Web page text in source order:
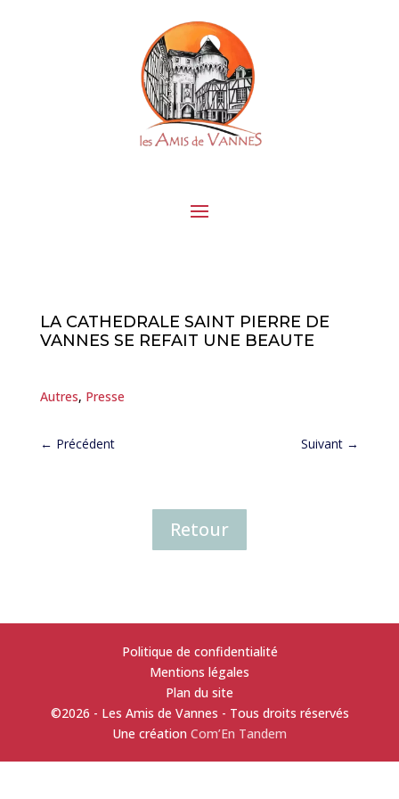
LA CATHEDRALE SAINT PIERRE DE
VANNES SE REFAIT UNE BEAUTE
Autres, Presse
← Précédent Suivant →
Retour
Politique de confidentialité
Mentions légales
Plan du site
©2026 - Les Amis de Vannes - Tous droits réservés
Une création Com’En Tandem